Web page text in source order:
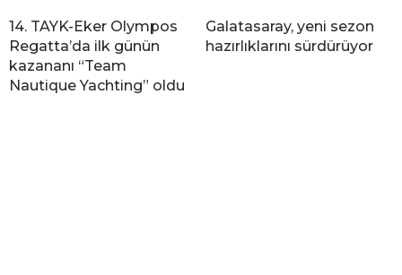
14. TAYK-Eker Olympos
Regatta’da ilk günün
kazananı “Team
Nautique Yachting” oldu
Galatasaray, yeni sezon
hazırlıklarını sürdürüyor